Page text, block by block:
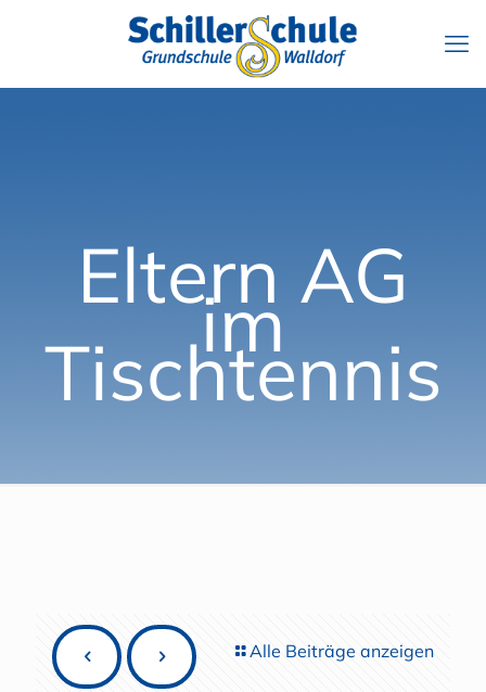
Eltern AG
im
Tischtennis
Alle Beiträge anzeigen